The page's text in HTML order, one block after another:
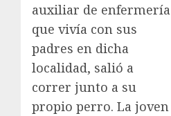
auxiliar de enfermería
que vivía con sus
padres en dicha
localidad, salió a
correr junto a su
propio perro. La joven